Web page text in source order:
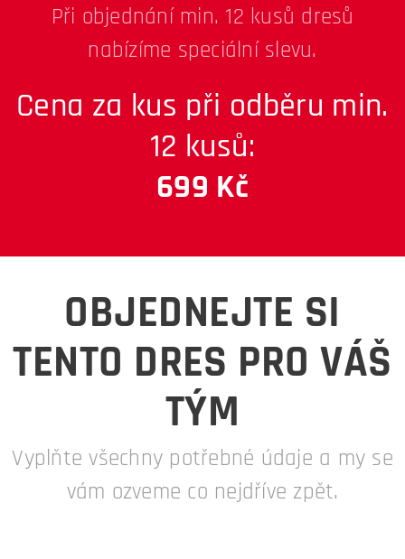
Při objednání min. 12 kusů dresů
nabízíme speciální slevu.
Cena za kus při odběru min.
12 kusů:
699 Kč
OBJEDNEJTE SI
TENTO DRES PRO VÁŠ
TÝM
Vyplňte všechny potřebné údaje a my se
vám ozveme co nejdříve zpět.